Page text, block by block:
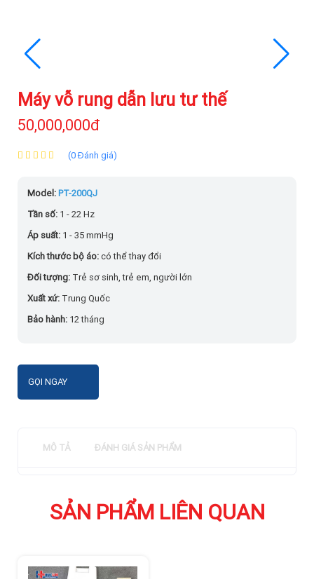
Máy vỗ rung dẫn lưu tư thế
50,000,000đ
(0 Đánh giá)
Model:PT-200QJ
Tần số: 1 - 22 Hz
Áp suất: 1 - 35 mmHg
Kích thước bộ áo:có thể thay đổi
Đối tượng: Trẻ sơ sinh, trẻ em, người lớn
Xuất xứ: Trung Quốc
Bảo hành: 12 tháng
GỌI NGAY
MÔ TẢ ĐÁNH GIÁ SẢN PHẨM
SẢN PHẨM LIÊN QUAN